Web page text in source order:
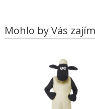
Mohlo by Vás